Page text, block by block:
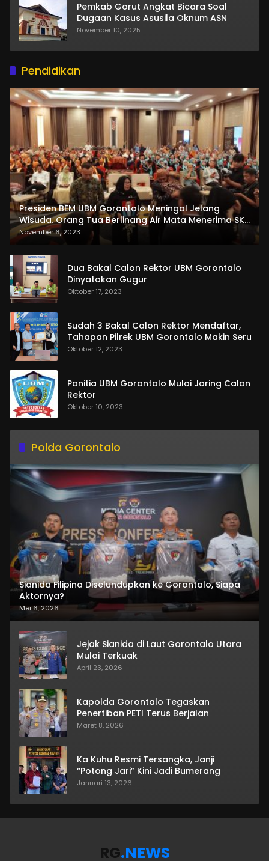
Pemkab Gorut Angkat Bicara Soal
Dugaan Kasus Asusila Oknum ASN
November 10, 2025
Pendidikan
Presiden BEM UBM Gorontalo Meningal Jelang
Wisuda. Orang Tua Berlinang Air Mata Menerima SKL
dan Pemasangan Salempang
November 6, 2023
Dua Bakal Calon Rektor UBM Gorontalo
Dinyatakan Gugur
Oktober 17, 2023
Sudah 3 Bakal Calon Rektor Mendaftar,
Tahapan Pilrek UBM Gorontalo Makin Seru
Oktober 12, 2023
Panitia UBM Gorontalo Mulai Jaring Calon
Rektor
Oktober 10, 2023
Polda Gorontalo
Sianida Filipina Diselundupkan ke Gorontalo, Siapa
Aktornya?
Mei 6, 2026
Jejak Sianida di Laut Gorontalo Utara
Mulai Terkuak
April 23, 2026
Kapolda Gorontalo Tegaskan
Penertiban PETI Terus Berjalan
Maret 8, 2026
Ka Kuhu Resmi Tersangka, Janji
“Potong Jari” Kini Jadi Bumerang
Januari 13, 2026
RG.NEWS